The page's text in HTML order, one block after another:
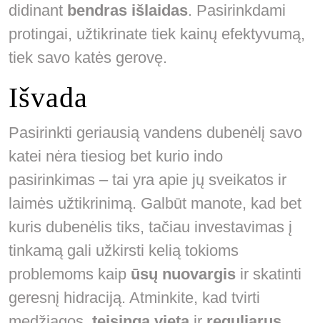
didinant bendras išlaidas. Pasirinkdami
protingai, užtikrinate tiek kainų efektyvumą,
tiek savo katės gerovę.
Išvada
Pasirinkti geriausią vandens dubenėlį savo
katei nėra tiesiog bet kurio indo
pasirinkimas – tai yra apie jų sveikatos ir
laimės užtikrinimą. Galbūt manote, kad bet
kuris dubenėlis tiks, tačiau investavimas į
tinkamą gali užkirsti kelią tokioms
problemoms kaip ūsų nuovargis ir skatinti
geresnį hidraciją. Atminkite, kad tvirti